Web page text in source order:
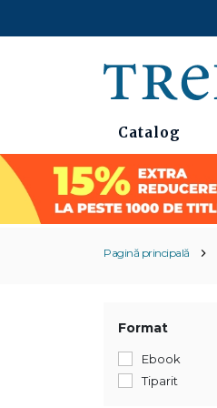
Catalog
Pagină principală
Format
Ebook
Tiparit